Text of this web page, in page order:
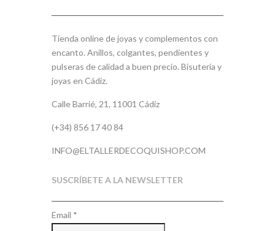
Tienda online de joyas y complementos con
encanto. Anillos, colgantes, pendientes y
pulseras de calidad a buen precio. Bisutería y
joyas en Cádiz.
Calle Barrié, 21, 11001 Cádiz
(+34) 856 17 40 84
INFO@ELTALLERDECOQUISHOP.COM
SUSCRÍBETE A LA NEWSLETTER
Email *